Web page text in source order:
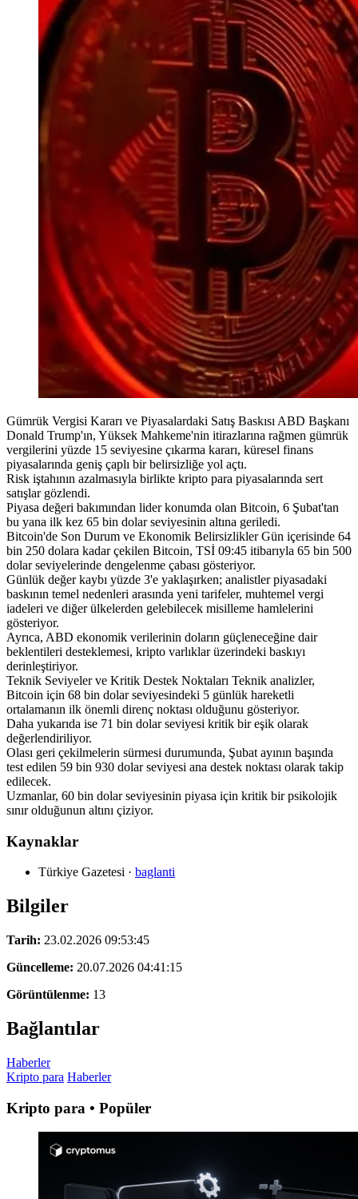
Gümrük Vergisi Kararı ve Piyasalardaki Satış Baskısı ABD Başkanı
Donald Trump'ın, Yüksek Mahkeme'nin itirazlarına rağmen gümrük
vergilerini yüzde 15 seviyesine çıkarma kararı, küresel finans
piyasalarında geniş çaplı bir belirsizliğe yol açtı.
Risk iştahının azalmasıyla birlikte kripto para piyasalarında sert
satışlar gözlendi.
Piyasa değeri bakımından lider konumda olan Bitcoin, 6 Şubat'tan
bu yana ilk kez 65 bin dolar seviyesinin altına geriledi.
Bitcoin'de Son Durum ve Ekonomik Belirsizlikler Gün içerisinde 64
bin 250 dolara kadar çekilen Bitcoin, TSİ 09:45 itibarıyla 65 bin 500
dolar seviyelerinde dengelenme çabası gösteriyor.
Günlük değer kaybı yüzde 3'e yaklaşırken; analistler piyasadaki
baskının temel nedenleri arasında yeni tarifeler, muhtemel vergi
iadeleri ve diğer ülkelerden gelebilecek misilleme hamlelerini
gösteriyor.
Ayrıca, ABD ekonomik verilerinin doların güçleneceğine dair
beklentileri desteklemesi, kripto varlıklar üzerindeki baskıyı
derinleştiriyor.
Teknik Seviyeler ve Kritik Destek Noktaları Teknik analizler,
Bitcoin için 68 bin dolar seviyesindeki 5 günlük hareketli
ortalamanın ilk önemli direnç noktası olduğunu gösteriyor.
Daha yukarıda ise 71 bin dolar seviyesi kritik bir eşik olarak
değerlendiriliyor.
Olası geri çekilmelerin sürmesi durumunda, Şubat ayının başında
test edilen 59 bin 930 dolar seviyesi ana destek noktası olarak takip
edilecek.
Uzmanlar, 60 bin dolar seviyesinin piyasa için kritik bir psikolojik
sınır olduğunun altını çiziyor.
Kaynaklar
Türkiye Gazetesi · baglanti
Bilgiler
Tarih: 23.02.2026 09:53:45
Güncelleme: 20.07.2026 04:41:15
Görüntülenme: 13
Bağlantılar
Haberler
Kripto para Haberler
Kripto para • Popüler